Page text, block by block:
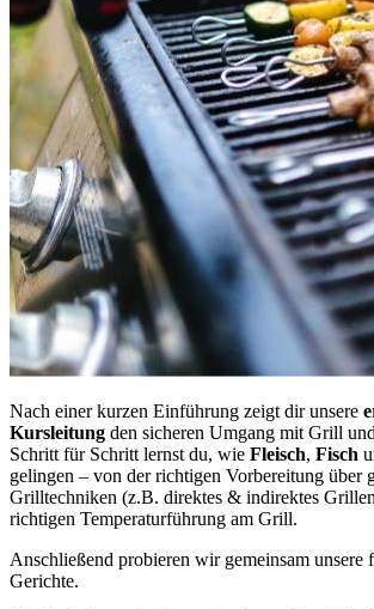
Nach einer kurzen Einführung zeigt dir unsere
Kursleitung den sicheren Umgang mit Grill
Schritt für Schritt lernst du, wie Fleisch, Fisch
gelingen – von der richtigen Vorbereitung über
Grilltechniken (z.B. direktes & indirektes
richtigen Temperaturführung am Grill.
Anschließend probieren wir gemeinsam unsere
Gerichte.